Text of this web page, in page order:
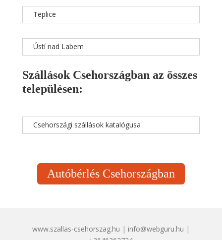
Teplice
Ústí nad Labem
Szállások Csehországban az összes
településen:
Csehországi szállások katalógusa
Autóbérlés Csehországban
www.szallas-csehorszag.hu | info@webguru.hu |